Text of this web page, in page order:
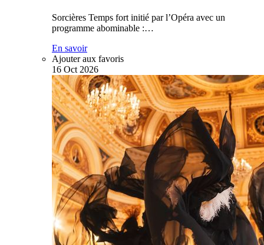
Sorcières Temps fort initié par l’Opéra avec un
programme abominable :…
En savoir
Ajouter aux favoris
16 Oct 2026